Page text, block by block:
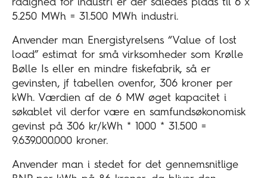
rådighed for industri er der således plads til 6 x
5.250 MWh = 31.500 MWh industri.
Anvender man Energistyrelsens “Value of lost
load” estimat for små virksomheder som Krølle
Bølle Is eller en mindre fiskefabrik, så er
gevinsten, jf tabellen ovenfor, 306 kroner per
kWh. Værdien af de 6 MW øget kapacitet i
søkablet vil derfor være en samfundsøkonomisk
gevinst på 306 kr/kWh * 1000 * 31.500 =
9.639.000.000 kroner.
Anvender man i stedet for det gennemsnitlige